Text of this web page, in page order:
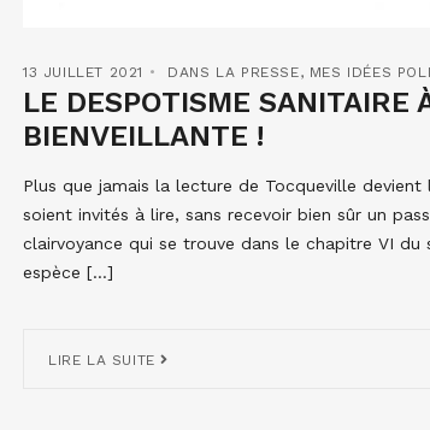
13 JUILLET 2021 DANS LA PRESSE, MES IDÉES
LE DESPOTISME SANITAIRE
BIENVEILLANTE !
Plus que jamais la lecture de Tocqueville
soient invités à lire, sans recevoir bien sûr un
clairvoyance qui se trouve dans le chapitre VI du
espèce […]
LIRE LA SUITE